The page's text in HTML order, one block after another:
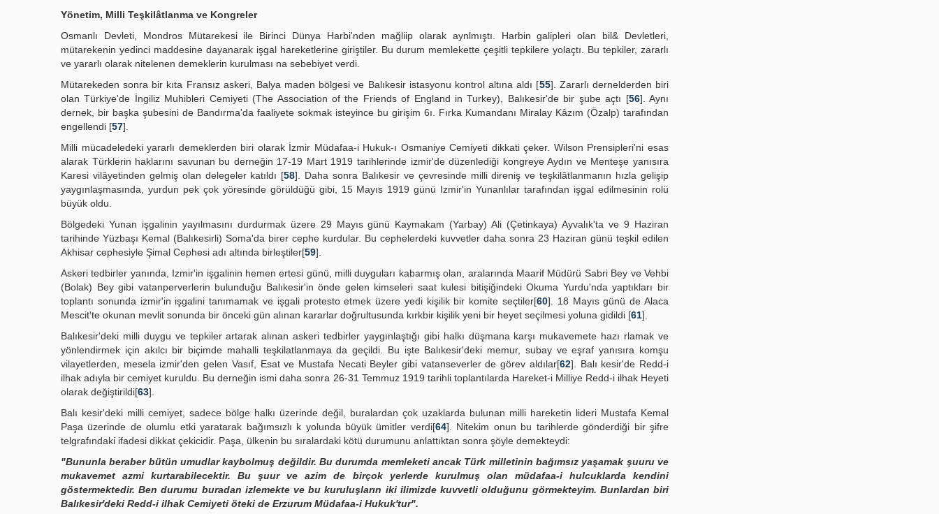
Yönetim, Milli Teşkilâtlanma ve Kongreler
Osmanlı Devleti, Mondros Mütarekesi ile Birinci Dünya Harbi'nden mağliip olarak aynlmıştı. Harbin galipleri olan bil& Devletleri,
mütarekenin yedinci maddesine dayanarak işgal hareketlerine giriştiler. Bu durum memlekette çeşitli tepkilere yolaçtı. Bu tepkiler, zararlı
ve yararlı olarak nitelenen demeklerin kurulması na sebebiyet verdi.
Mütarekeden sonra bir kıta Fransız askeri, Balya maden bölgesi ve Balıkesir istasyonu kontrol altına aldı [55]. Zararlı dernelderden biri
olan Türkiye'de İngiliz Muhibleri Cemiyeti (The Association of the Friends of England in Turkey), Balıkesir'de bir şube açtı [56]. Aynı
dernek, bir başka şubesini de Bandırma'da faaliyete sokmak isteyince bu girişim 6ı. Fırka Kumandanı Miralay Kâzım (Özalp) tarafından
engellendi [57].
Milli mücadeledeki yararlı demeklerden biri olarak İzmir Müdafaa-i Hukuk-ı Osmaniye Cemiyeti dikkati çeker. Wilson Prensipleri'ni esas
alarak Türklerin haklarını savunan bu derneğin 17-19 Mart 1919 tarihlerinde izmir'de düzenlediği kongreye Aydın ve Menteşe yanısıra
Karesi vilâyetinden gelmiş olan delegeler katıldı [58]. Daha sonra Balıkesir ve çevresinde milli direniş ve teşkilâtlanmanın hızla gelişip
yaygınlaşmasında, yurdun pek çok yöresinde görüldüğü gibi, 15 Mayıs 1919 günü Izmir'in Yunanlılar tarafından işgal edilmesinin rolü
büyük oldu.
Bölgedeki Yunan işgalinin yayılmasını durdurmak üzere 29 Mayıs günü Kaymakam (Yarbay) Ali (Çetinkaya) Ayvalık'ta ve 9 Haziran
tarihinde Yüzbaşı Kemal (Balıkesirli) Soma'da birer cephe kurdular. Bu cephelerdeki kuvvetler daha sonra 23 Haziran günü teşkil edilen
Akhisar cephesiyle Şimal Cephesi adı altında birleştiler[59].
Askeri tedbirler yanında, Izmir'in işgalinin hemen ertesi günü, milli duyguları kabarmış olan, aralarında Maarif Müdürü Sabri Bey ve Vehbi
(Bolak) Bey gibi vatanperverlerin bulunduğu Balıkesir'in önde gelen kimseleri saat kulesi bitişiğindeki Okuma Yurdu'nda yaptıkları bir
toplantı sonunda izmir'in işgalini tanımamak ve işgali protesto etmek üzere yedi kişilik bir komite seçtiler[60]. 18 Mayıs günü de Alaca
Mescit'te okunan mevlit sonunda bir önceki gün alınan kararlar doğrultusunda kırkbir kişilik yeni bir heyet seçilmesi yoluna gidildi [61].
Balıkesir'deki milli duygu ve tepkiler artarak alınan askeri tedbirler yaygınlaştığı gibi halkı düşmana karşı mukavemete hazı rlamak ve
yönlendirmek için akılcı bir biçimde mahalli teşkilatlanmaya da geçildi. Bu işte Balıkesir'deki memur, subay ve eşraf yanısıra komşu
vilayetlerden, mesela izmir'den gelen Vasıf, Esat ve Mustafa Necati Beyler gibi vatanseverler de görev aldılar[62]. Balı kesir'de Redd-i
ilhak adıyla bir cemiyet kuruldu. Bu derneğin ismi daha sonra 26-31 Temmuz 1919 tarihli toplantılarda Hareket-i Milliye Redd-i ilhak Heyeti
olarak değiştirildi[63].
Balı kesir'deki milli cemiyet, sadece bölge halkı üzerinde değil, buralardan çok uzaklarda bulunan milli hareketin lideri Mustafa Kemal
Paşa üzerinde de olumlu etki yaratarak bağımsızlı k yolunda büyük ümitler verdi[64]. Nitekim onun bu tarihlerde gönderdiği bir şifre
telgrafındaki ifadesi dikkat çekicidir. Paşa, ülkenin bu sıralardaki kötü durumunu anlattıktan sonra şöyle demekteydi:
"Bununla beraber bütün umudlar kaybolmuş değildir. Bu durumda memleketi ancak Türk milletinin bağımsız yaşamak şuuru ve
mukavemet azmi kurtarabilecektir. Bu şuur ve azim de birçok yerlerde kurulmuş olan müdafaa-i hulcuklarda kendini
göstermektedir. Ben durumu buradan izlemekte ve bu kuruluşların iki ilimizde kuvvetli olduğunu görmekteyim. Bunlardan biri
Balıkesir'deki Redd-i ilhak Cemiyeti öteki de Erzurum Müdafaa-i Hukuk'tur".